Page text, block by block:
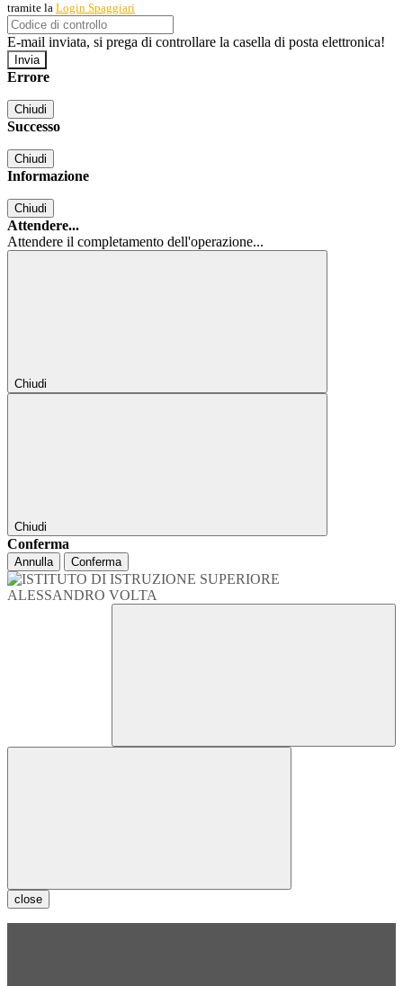
tramite la Login Spaggiari
E-mail inviata, si prega di controllare la casella di posta elettronica!
Errore
Chiudi
Successo
Chiudi
Informazione
Chiudi
Attendere...
Attendere il completamento dell'operazione...
Chiudi
Chiudi
Conferma
Annulla Conferma
close